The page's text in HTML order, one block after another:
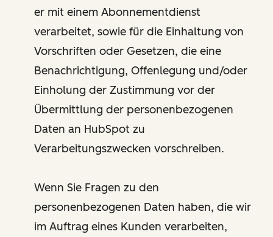
er mit einem Abonnementdienst
verarbeitet, sowie für die Einhaltung von
Vorschriften oder Gesetzen, die eine
Benachrichtigung, Offenlegung und/oder
Einholung der Zustimmung vor der
Übermittlung der personenbezogenen
Daten an HubSpot zu
Verarbeitungszwecken vorschreiben.
Wenn Sie Fragen zu den
personenbezogenen Daten haben, die wir
im Auftrag eines Kunden verarbeiten,